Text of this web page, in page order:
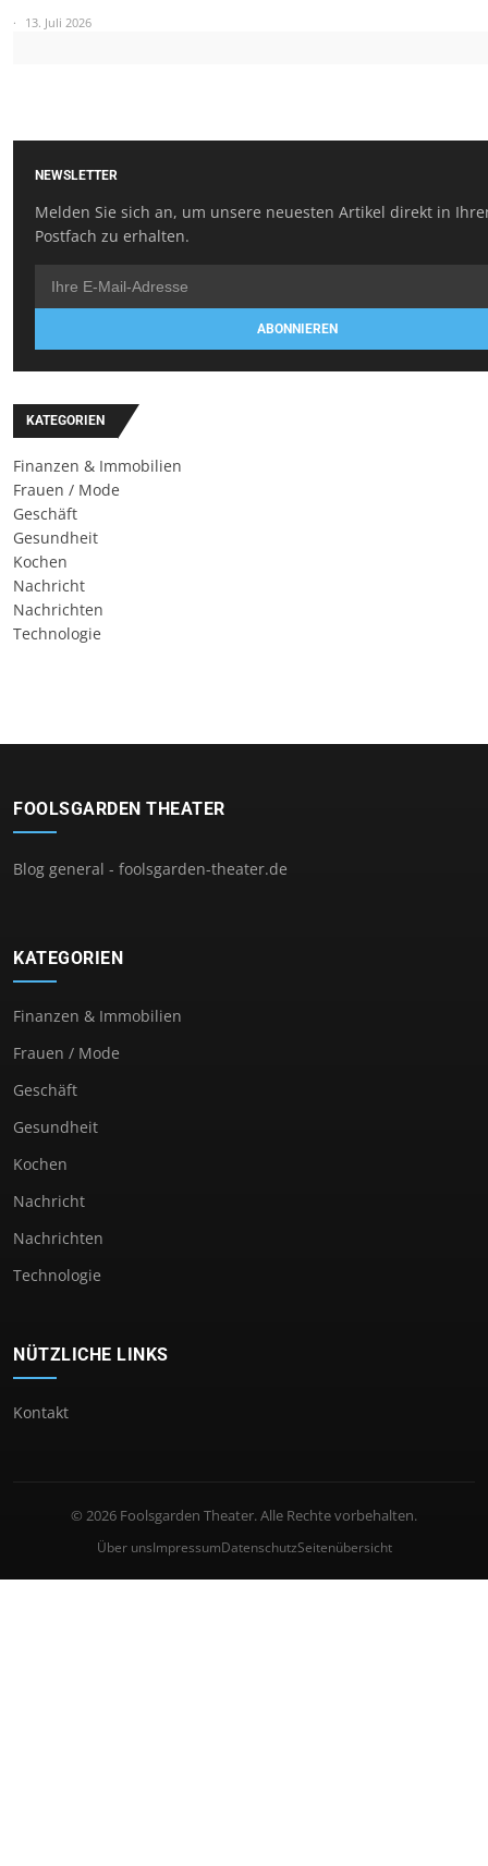
13. Juli 2026
NEWSLETTER
Melden Sie sich an, um unsere neuesten Artikel direkt in
Postfach zu erhalten.
ABONNIEREN
KATEGORIEN
Finanzen & Immobilien
Frauen / Mode
Geschäft
Gesundheit
Kochen
Nachricht
Nachrichten
Technologie
FOOLSGARDEN THEATER
Blog general - foolsgarden-theater.de
KATEGORIEN
Finanzen & Immobilien
Frauen / Mode
Geschäft
Gesundheit
Kochen
Nachricht
Nachrichten
Technologie
NÜTZLICHE LINKS
Kontakt
© 2026 Foolsgarden Theater. Alle Rechte vorbehalten.
Über unsImpressumDatenschutzSeitenübersicht